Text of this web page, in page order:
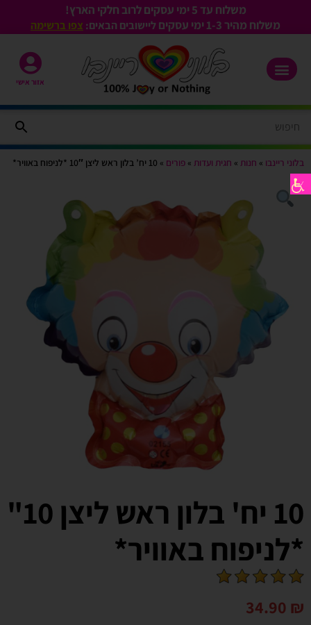
משלוח עד 5 ימי עסקים לרוב חלקי הארץ!
משלוח מהיר 1-3
ימי עסקים ליישובים הבאים: צפו ברשימה
אזור אישי
בלוני ריינבו » חנות » חגית ועדות » פורים » 10 יח’ בלון ראש ליצן 10″ *לניפוח באוויר*
10 יח' בלון ראש ליצן 10"
*לניפוח באוויר*
34.90 ₪